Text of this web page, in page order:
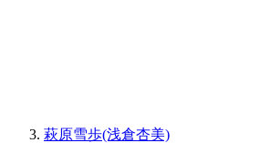
萩原雪歩(浅倉杏美)